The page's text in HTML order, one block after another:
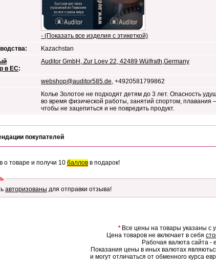
- (Показать все изделия с этикеткой)
Kazachstan
в ЕС:
Auditor GmbH, Zur Loev 22, 42489 Wülfrath,Germany
webshop@auditor585.de, +4920581799862
Колье Золотое не подходят детям до 3 лет. Опасность
во время физической работы, занятий спортом, плавания
чтобы не зацепиться и не повредить продукт.
покупателей
о товаре и получи 10 баллов в подарок!
авторизованы для отправки отзыва!
*Все цены на товары указаны с
Цена товаров не включает в себя
Рабочая валюта сайта -
Показания цены в иных валютах
и могут отличаться от обменного курса